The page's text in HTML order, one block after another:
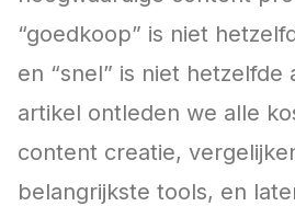
“goedkoop” is niet
en “snel” is niet hetzelfde
artikel ontleden we alle
content creatie,
belangrijkste tools, en